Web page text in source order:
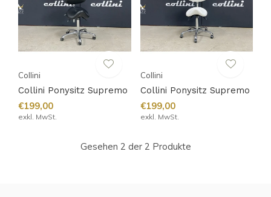
Collini
Collini Ponysitz Supremo
€199,00
exkl. MwSt.
Collini
Collini Ponysitz Supremo
€199,00
exkl. MwSt.
Gesehen 2 der 2 Produkte